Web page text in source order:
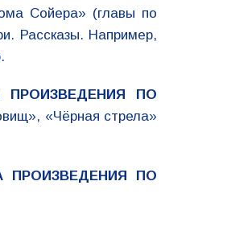
Сойера» (главы по
Рассказы. Например,
ПРОИЗВЕДЕНИЯ ПО
«Чёрная стрела»
ПО